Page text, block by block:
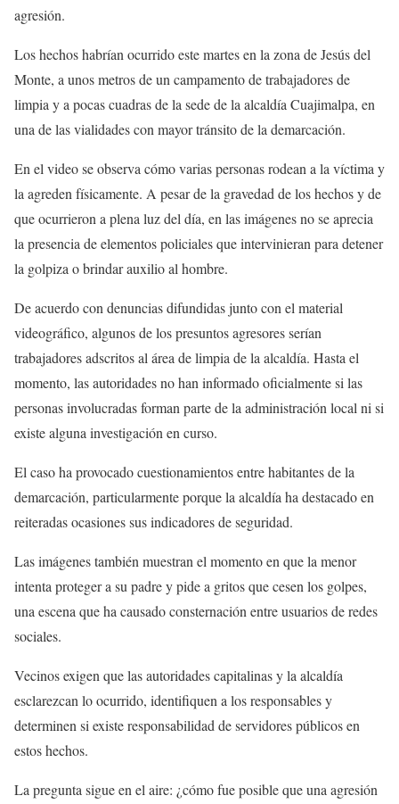
agresión.
Los hechos habrían ocurrido este martes en la zona de Jesús del
Monte, a unos metros de un campamento de trabajadores de
limpia y a pocas cuadras de la sede de la alcaldía Cuajimalpa, en
una de las vialidades con mayor tránsito de la demarcación.
En el video se observa cómo varias personas rodean a la víctima y
la agreden físicamente. A pesar de la gravedad de los hechos y de
que ocurrieron a plena luz del día, en las imágenes no se aprecia
la presencia de elementos policiales que intervinieran para detener
la golpiza o brindar auxilio al hombre.
De acuerdo con denuncias difundidas junto con el material
videográfico, algunos de los presuntos agresores serían
trabajadores adscritos al área de limpia de la alcaldía. Hasta el
momento, las autoridades no han informado oficialmente si las
personas involucradas forman parte de la administración local ni si
existe alguna investigación en curso.
El caso ha provocado cuestionamientos entre habitantes de la
demarcación, particularmente porque la alcaldía ha destacado en
reiteradas ocasiones sus indicadores de seguridad.
Las imágenes también muestran el momento en que la menor
intenta proteger a su padre y pide a gritos que cesen los golpes,
una escena que ha causado consternación entre usuarios de redes
sociales.
Vecinos exigen que las autoridades capitalinas y la alcaldía
esclarezcan lo ocurrido, identifiquen a los responsables y
determinen si existe responsabilidad de servidores públicos en
estos hechos.
La pregunta sigue en el aire: ¿cómo fue posible que una agresión